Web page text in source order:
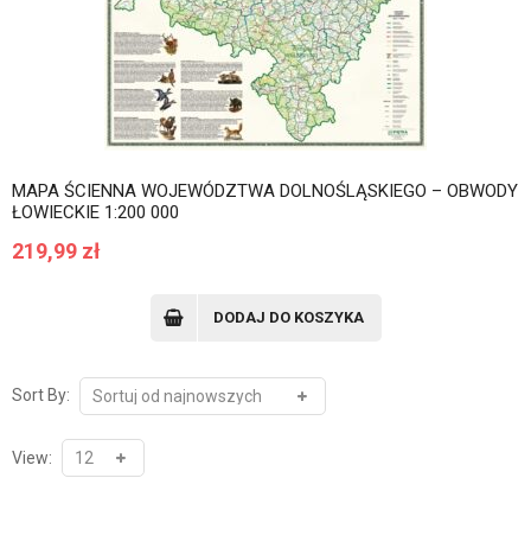
MAPA ŚCIENNA WOJEWÓDZTWA DOLNOŚLĄSKIEGO – OBWODY
ŁOWIECKIE 1:200 000
219,99 zł
DODAJ DO KOSZYKA
Sort By:
View: